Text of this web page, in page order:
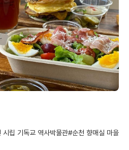
시립 기독교 역사박물관#순천 향매실 마을